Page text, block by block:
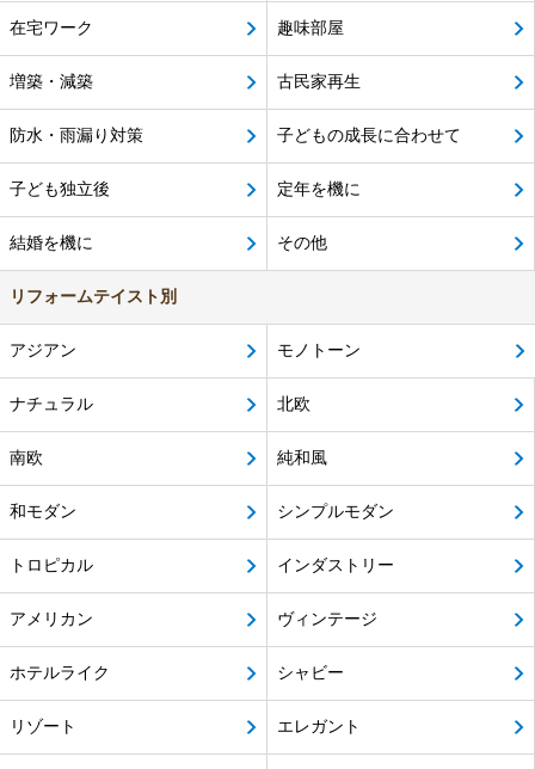
在宅ワーク 趣味部屋
増築・減築 古民家再生
防水・雨漏り対策 子どもの成長に合わせて
子ども独立後 定年を機に
結婚を機に その他
リフォームテイスト別
アジアン モノトーン
ナチュラル 北欧
南欧 純和風
和モダン シンプルモダン
トロピカル インダストリー
アメリカン ヴィンテージ
ホテルライク シャビー
リゾート エレガント